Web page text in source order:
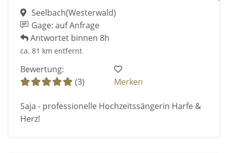
Seelbach(Westerwald)
Gage: auf Anfrage
Antwortet binnen 8h
ca. 81 km entfernt
Bewertung:
(3)
Merken
Saja - professionelle Hochzeitssängerin Harfe &
Herz!